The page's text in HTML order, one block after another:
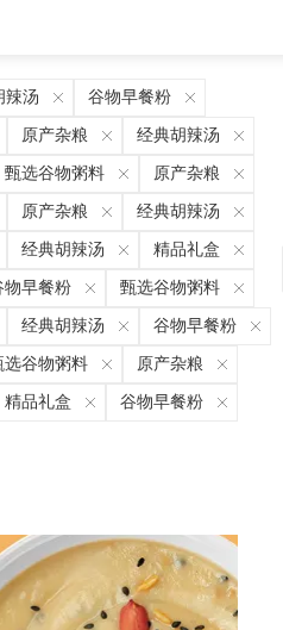
辣汤 谷物早餐粉
原产杂粮 经典胡辣汤
甄选谷物粥料 原产杂粮
原产杂粮 经典胡辣汤
经典胡辣汤 精品礼盒
物早餐粉 甄选谷物粥料
经典胡辣汤 谷物早餐粉
选谷物粥料 原产杂粮
精品礼盒 谷物早餐粉